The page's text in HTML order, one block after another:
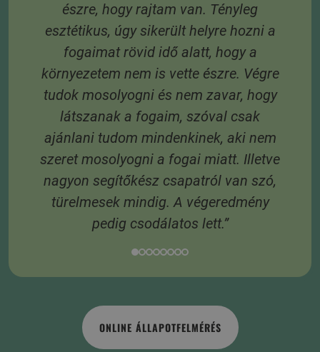
észre, hogy rajtam van. Tényleg
esztétikus, úgy sikerült helyre hozni a
fogaimat rövid idő alatt, hogy a
környezetem nem is vette észre. Végre
tudok mosolyogni és nem zavar, hogy
látszanak a fogaim, szóval csak
ajánlani tudom mindenkinek, aki nem
szeret mosolyogni a fogai miatt. Illetve
nagyon segítőkész csapatról van szó,
türelmesek mindig. A végeredmény
pedig csodálatos lett.”
ONLINE ÁLLAPOTFELMÉRÉS